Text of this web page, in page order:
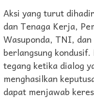
Aksi yang turut
dan Tenaga Kerja,
Wasuponda, TNI,
berlangsung
tegang ketika dialog
menghasilkan
dapat menjawab